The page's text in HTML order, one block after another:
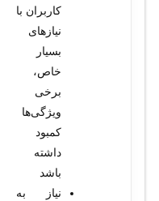
کاربران با
نیازهای
بسیار
خاص،
برخی
ویژگی‌ها
کمبود
داشته
باشد
نیاز به